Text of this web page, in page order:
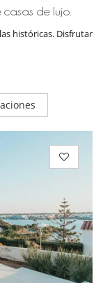
casas de lujo.
históricas. Disfrutar